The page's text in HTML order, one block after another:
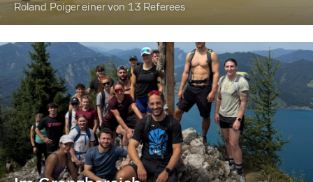
Roland Poiger einer von 13 Referees